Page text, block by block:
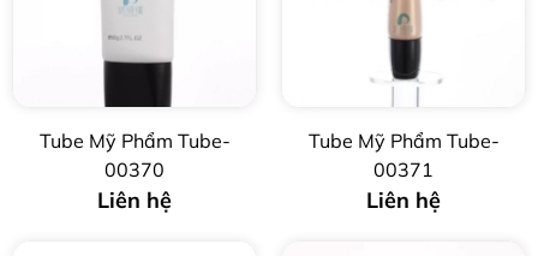
Tube Mỹ Phẩm Tube-
00370
Liên hệ
Tube Mỹ Phẩm Tube-
00371
Liên hệ